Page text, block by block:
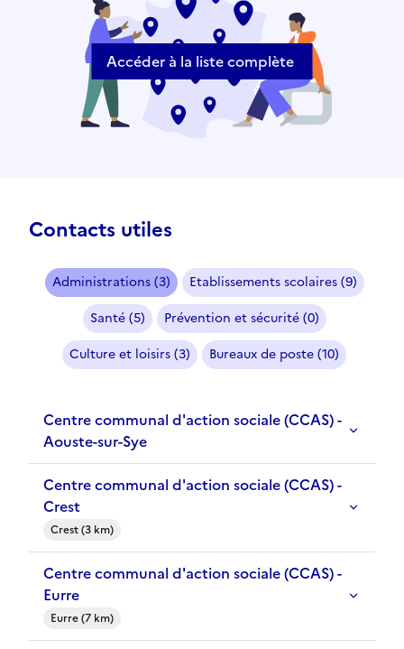
Accéder à la liste complète
Contacts utiles
Administrations (3)
Etablissements scolaires (9)
Santé (5)
Prévention et sécurité (0)
Culture et loisirs (3)
Bureaux de poste (10)
Centre communal d'action sociale (CCAS) -
Aouste-sur-Sye
Centre communal d'action sociale (CCAS) -
Crest
Crest (3 km)
Centre communal d'action sociale (CCAS) -
Eurre
Eurre (7 km)